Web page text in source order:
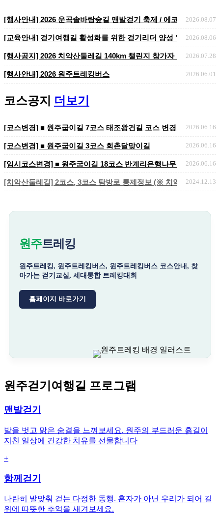
[행사안내] 2026 운곡솔바람숲길 맨발걷기 축제 / 에코힐링 맨발
2026.08.07
[교육안내] 걷기여행길 활성화를 위한 걷기리더 양성 "걷기지도자
2026.08.06
​​​​​​​[행사공지] 2026 치악산둘레길 140km 챌린지 참가자 .. 2026.07.28
[행사안내] 2026 원주트레킹버스 2026.06.01
코스공지 더보기
[코스변경] ■ 원주굽이길 7코스 태조왕건길 코스 변경 안내2026.06.16
[코스변경] ■ 원주굽이길 3코스 회촌달맞이길 2026.06.16
[임시코스변경] ■ 원주굽이길 18코스 반계리은행나무길 임시노선
2026.06.16
[치악산둘레길] 2코스, 3코스 탐방로 통제정보 (※ 치악산국립공원
2024.12.13
원주트레킹
원주트레킹, 원주트레킹버스, 원주트레킹버스 코스안내, 찾
아가는 걷기교실, 세대통합 트레킹대회
홈페이지 바로가기
원주걷기여행길 프로그램
맨발걷기
발을 벗고 맑은 숨결을 느껴보세요. 원주의 부드러운 흙길이
지친 일상에 건강한 치유를 선물합니다
+
함께걷기
나란히 발맞춰 걷는 다정한 동행. 혼자가 아닌 우리가 되어 길
위에 따뜻한 추억을 새겨보세요.